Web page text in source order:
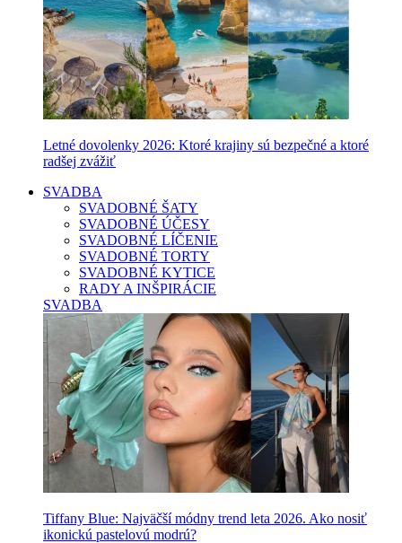
Letné dovolenky 2026: Ktoré krajiny sú bezpečné a ktoré
radšej zvážiť
SVADBA
SVADOBNÉ ŠATY
SVADOBNÉ ÚČESY
SVADOBNÉ LÍČENIE
SVADOBNÉ TORTY
SVADOBNÉ KYTICE
RADY A INŠPIRÁCIE
SVADBA
Tiffany Blue: Najväčší módny trend leta 2026. Ako nosiť
ikonickú pastelovú modrú?